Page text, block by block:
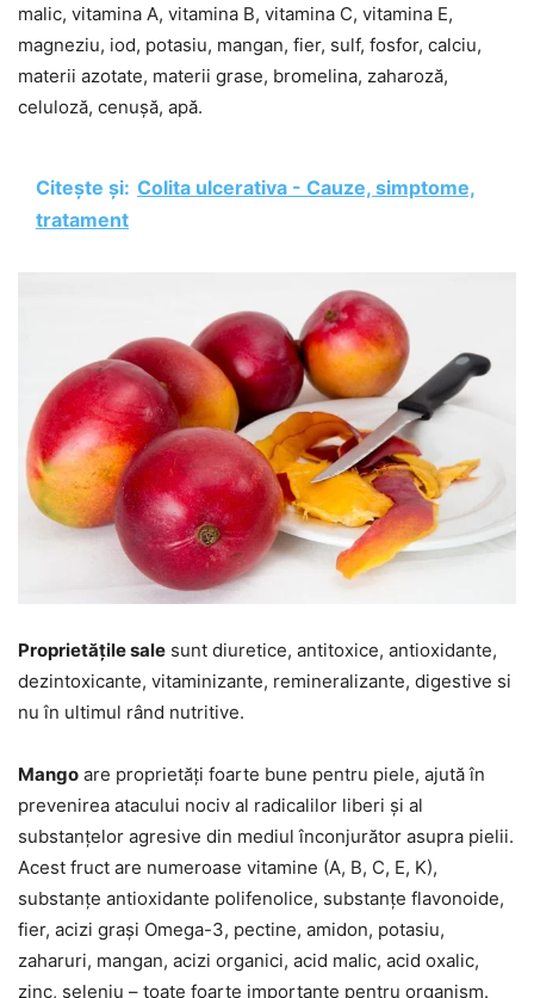
malic, vitamina A, vitamina B, vitamina C, vitamina E,
magneziu, iod, potasiu, mangan, fier, sulf, fosfor, calciu,
materii azotate, materii grase, bromelina, zaharoză,
celuloză, cenușă, apă.
Citește și: Colita ulcerativa - Cauze, simptome,
tratament
Proprietățile sale sunt diuretice, antitoxice, antioxidante,
dezintoxicante, vitaminizante, remineralizante, digestive si
nu în ultimul rând nutritive.
Mango are proprietăți foarte bune pentru piele, ajută în
prevenirea atacului nociv al radicalilor liberi și al
substanțelor agresive din mediul înconjurător asupra pielii.
Acest fruct are numeroase vitamine (A, B, C, E, K),
substanțe antioxidante polifenolice, substanțe flavonoide,
fier, acizi grași Omega-3, pectine, amidon, potasiu,
zaharuri, mangan, acizi organici, acid malic, acid oxalic,
zinc, seleniu – toate foarte importante pentru organism.